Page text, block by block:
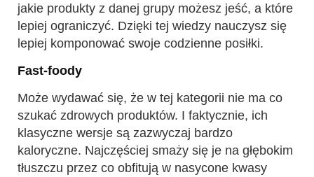
jakie produkty z danej grupy możesz jeść, a które
lepiej ograniczyć. Dzięki tej wiedzy nauczysz się
lepiej komponować swoje codzienne posiłki.
Fast-foody
Może wydawać się, że w tej kategorii nie ma co
szukać zdrowych produktów. I faktycznie, ich
klasyczne wersje są zazwyczaj bardzo
kaloryczne. Najczęściej smaży się je na głębokim
tłuszczu przez co obfitują w nasycone kwasy